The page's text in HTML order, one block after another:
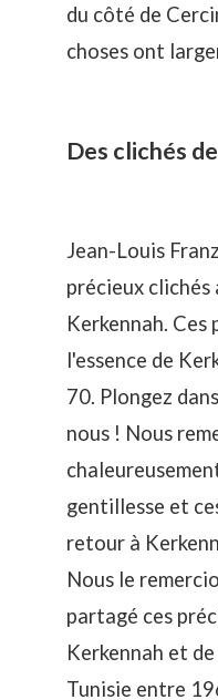
du côté de
choses ont
Des clichés
Jean-Louis
précieux clichés
Kerkennah.
l'essence de
70. Plongez
nous ! Nous
gentillesse et
retour à
Nous le
partagé ces
Kerkennah et
Tunisie entre